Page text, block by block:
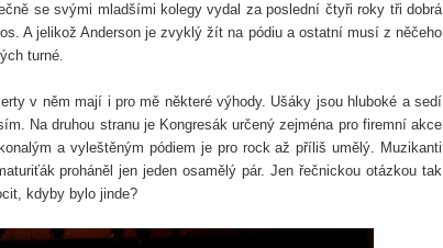
se svými mladšími kolegy vydal za poslední čtyři roky tři dobrá
A jelikož Anderson je zvyklý žít na pódiu a ostatní musí z něčeho
turné.
v něm mají i pro mě některé výhody. Ušáky jsou hluboké a sedí
Na druhou stranu je Kongresák určený zejména pro firemní akce
a vyleštěným pódiem je pro rock až příliš umělý. Muzikanti
proháněl jen jeden osamělý pár. Jen řečnickou otázkou tak
kdyby bylo jinde?